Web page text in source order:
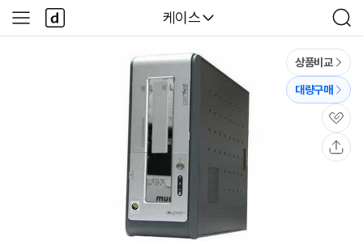
다나와
케이스
검
색
사
이
다
나
와
상품비교
대량구매
관
심